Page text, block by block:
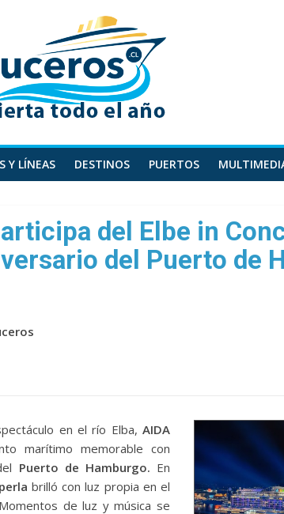
Y LÍNEAS DESTINOS PUERTOS
del Elbe in
del Puerto de
en el río Elba, AIDA
marítimo memorable con
Puerto de Hamburgo. En
brilló con luz propia en el
de luz y música se